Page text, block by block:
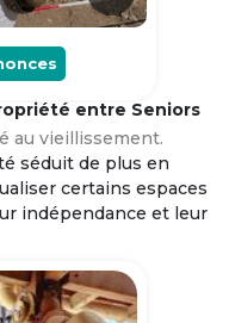
entre Seniors
au vieillissement.
séduit de plus en
certains espaces
indépendance et leur